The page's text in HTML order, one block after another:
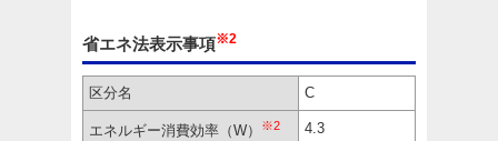
省エネ法表示事項※2
区分名 C
エネルギー消費効率（W） ※2 4.3